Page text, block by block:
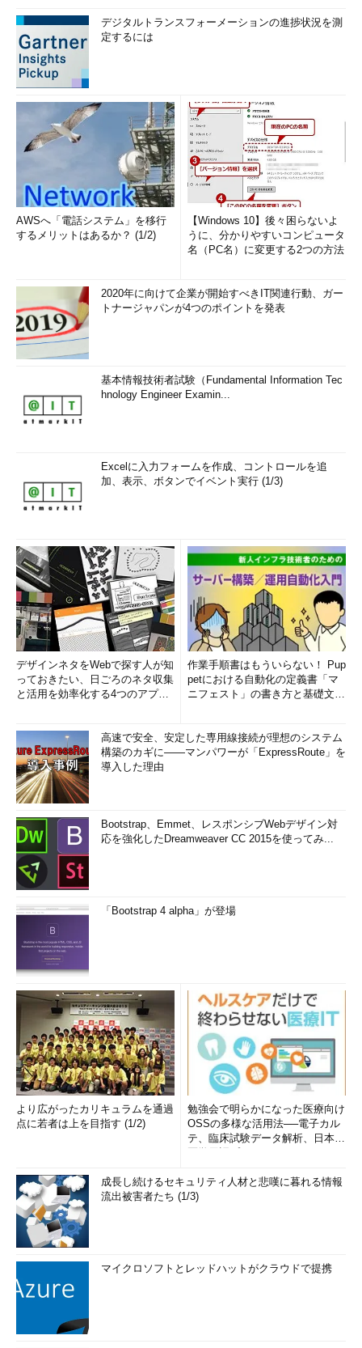
デジタルトランスフォーメーションの進捗状況を測
定するには
AWSへ「電話システム」を移行
するメリットはあるか？ (1/2)
【Windows 10】後々困らないよ
うに、分かりやすいコンピュータ
名（PC名）に変更する2つの方法
2020年に向けて企業が開始すべきIT関連行動、ガー
トナージャパンが4つのポイントを発表
基本情報技術者試験（Fundamental Information Tec
hnology Engineer Examin...
Excelに入力フォームを作成、コントロールを追
加、表示、ボタンでイベント実行 (1/3)
デザインネタをWebで探す人が知
っておきたい、日ごろのネタ収集
と活用を効率化する4つのアプリ
作業手順書はもういらない！ Pup
petにおける自動化の定義書「マ
ニフェスト」の書き方と基礎文法
高速で安全、安定した専用線接続が理想のシステム
構築のカギに――マンパワーが「ExpressRoute」を
導入した理由
Bootstrap、Emmet、レスポンシブWebデザイン対
応を強化したDreamweaver CC 2015を使ってみ...
「Bootstrap 4 alpha」が登場
より広がったカリキュラムを通過
点に若者は上を目指す (1/2)
勉強会で明らかになった医療向け
OSSの多様な活用法──電子カル
テ、臨床試験データ解析、日本語
成長し続けるセキュリティ人材と悲嘆に暮れる情報
流出被害者たち (1/3)
マイクロソフトとレッドハットがクラウドで提携